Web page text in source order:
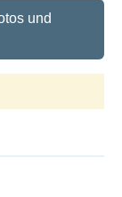
und